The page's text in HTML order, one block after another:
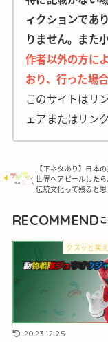
ィクションであ
りません。また
作者以外の方に
おり、行った場
このサイトはリ
ェアまたはリン
【下ネタあり】日本
世界へアピールした
伝統文化って残ると思
RECOMMEND
クスッと笑
2023.12.25